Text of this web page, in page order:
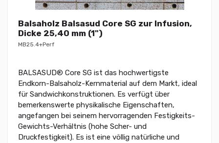
Balsaholz Balsasud Core SG zur Infusion,
Dicke 25,40 mm (1")
MB25.4+Perf
BALSASUD® Core SG ist das hochwertigste
Endkorn-Balsaholz-Kernmaterial auf dem Markt, ideal
für Sandwichkonstruktionen. Es verfügt über
bemerkenswerte physikalische Eigenschaften,
angefangen bei seinem hervorragenden Festigkeits-
Gewichts-Verhältnis (hohe Scher- und
Druckfestigkeit). Es ist eine völlig natürliche und